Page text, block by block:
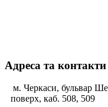
Адреса та контакти
м. Черкаси, бульвар
поверх, каб. 508, 509